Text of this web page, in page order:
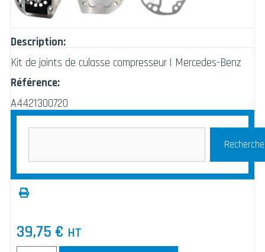
Description:
Kit de joints de culasse compresseur | Mercedes-Benz
Référence:
A4421300720
39,75 € HT